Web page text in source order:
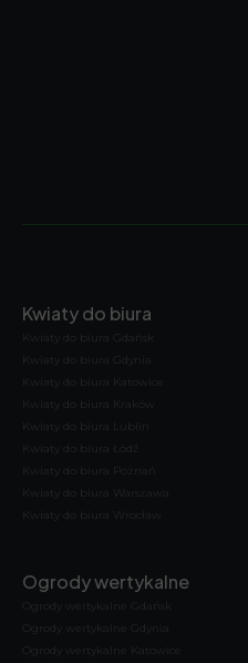
Kwiaty do biura
Kwiaty do biura Gdańsk
Kwiaty do biura Gdynia
Kwiaty do biura Katowice
Kwiaty do biura Kraków
Kwiaty do biura Lublin
Kwiaty do biura Łódź
Kwiaty do biura Poznań
Kwiaty do biura Warszawa
Kwiaty do biura Wrocław
Ogrody wertykalne
Ogrody wertykalne Gdańsk
Ogrody wertykalne Gdynia
Ogrody wertykalne Katowice